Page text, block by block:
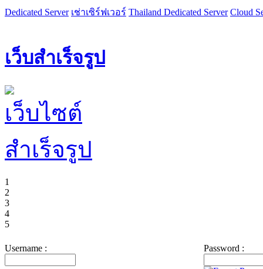
Dedicated Server เช่าเซิร์ฟเวอร์ Thailand Dedicated Server Cloud
เว็บสำเร็จรูป
1
2
3
4
5
Username : Password :